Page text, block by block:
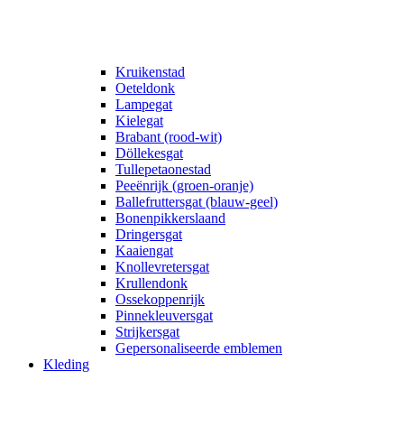
Kruikenstad
Oeteldonk
Lampegat
Kielegat
Brabant (rood-wit)
Döllekesgat
Tullepetaonestad
Peeënrijk (groen-oranje)
Ballefruttersgat (blauw-geel)
Bonenpikkerslaand
Dringersgat
Kaaiengat
Knollevretersgat
Krullendonk
Ossekoppenrijk
Pinnekleuversgat
Strijkersgat
Gepersonaliseerde emblemen
Kleding